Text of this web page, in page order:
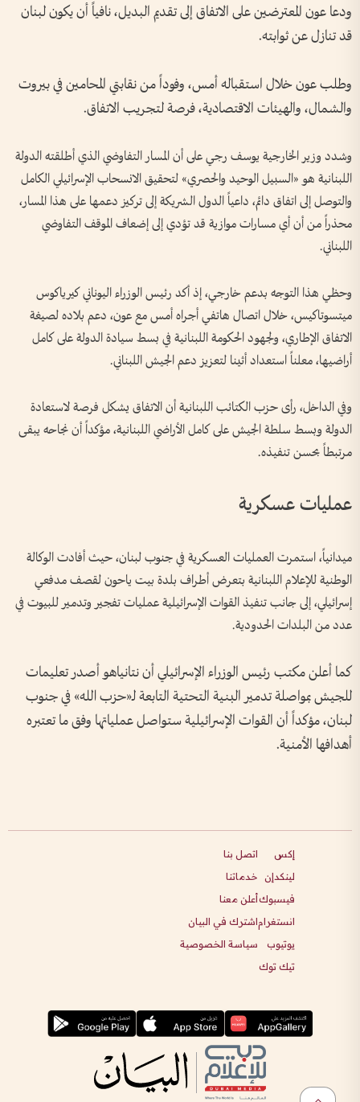
ودعا عون المعترضين على الاتفاق إلى تقديم البديل، نافياً أن يكون لبنان
قد تنازل عن ثوابته.
وطلب عون خلال استقباله أمس، وفوداً من نقابتي المحامين في بيروت
والشمال، والهيئات الاقتصادية، فرصة لتجريب الاتفاق.
وشدد وزير الخارجية يوسف رجي على أن المسار التفاوضي الذي أطلقته الدولة
اللبنانية هو «السبيل الوحيد والحصري» لتحقيق الانسحاب الإسرائيلي الكامل
والتوصل إلى اتفاق دائم، داعياً الدول الشريكة إلى تركيز دعمها على هذا المسار،
محذراً من أن أي مسارات موازية قد تؤدي إلى إضعاف الموقف التفاوضي
اللبناني.
وحظي هذا التوجه بدعم خارجي، إذ أكد رئيس الوزراء اليوناني كيرياكوس
ميتسوتاكيس، خلال اتصال هاتفي أجراه أمس مع عون، دعم بلاده لصيغة
الاتفاق الإطاري، ولجهود الحكومة اللبنانية في بسط سيادة الدولة على كامل
أراضيها، معلناً استعداد أثينا لتعزيز دعم الجيش اللبناني.
وفي الداخل، رأى حزب الكتائب اللبنانية أن الاتفاق يشكل فرصة لاستعادة
الدولة وبسط سلطة الجيش على كامل الأراضي اللبنانية، مؤكداً أن نجاحه يبقى
مرتبطاً بحسن تنفيذه.
عمليات عسكرية
ميدانياً، استمرت العمليات العسكرية في جنوب لبنان، حيث أفادت الوكالة
الوطنية للإعلام اللبنانية بتعرض أطراف بلدة بيت ياحون لقصف مدفعي
إسرائيلي، إلى جانب تنفيذ القوات الإسرائيلية عمليات تفجير وتدمير للبيوت في
عدد من البلدات الحدودية.
كما أعلن مكتب رئيس الوزراء الإسرائيلي أن نتانياهو أصدر تعليمات
للجيش بمواصلة تدمير البنية التحتية التابعة لـ«حزب الله» في جنوب
لبنان، مؤكداً أن القوات الإسرائيلية ستواصل عملياتها وفق ما تعتبره
أهدافها الأمنية.
إكس
لينكدإن
فيسبوك
انستغرام
يوتيوب
تيك توك
اتصل بنا
خدماتنا
أعلن معنا
اشترك في البيان
سياسة الخصوصية